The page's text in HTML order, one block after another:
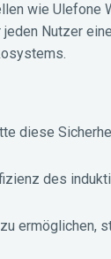
wie Ulefone
Nutzer
diese
des
ermöglichen,